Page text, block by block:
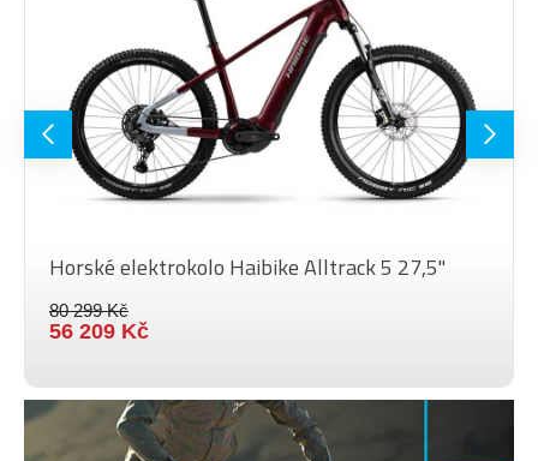
Horské elektrokolo Haibike Alltrack 5 27,5"
80 299 Kč
56 209 Kč